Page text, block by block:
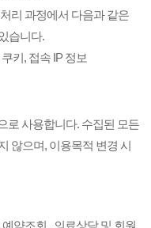
리 과정에서 다음과 같은
습니다.
키, 접속 IP 정보
로 사용합니다. 수집된 모든
않으며, 이용목적 변경 시
예약조회 , 의료상담 및 회원